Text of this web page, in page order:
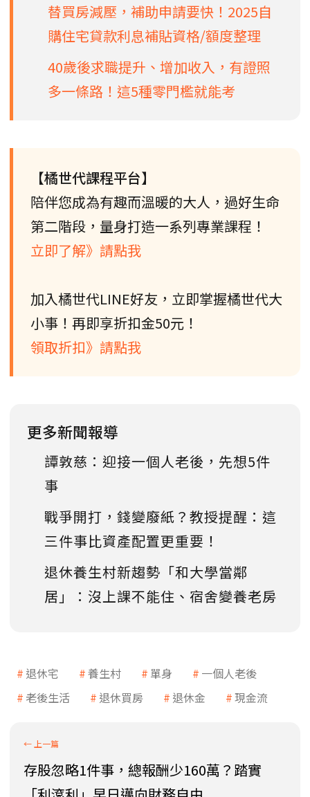
替買房減壓，補助申請要快！2025自
購住宅貸款利息補貼資格/額度整理
40歲後求職提升、增加收入，有證照
多一條路！這5種零門檻就能考
【橘世代課程平台】
陪伴您成為有趣而溫暖的大人，過好生命
第二階段，量身打造一系列專業課程！
立即了解》請點我
加入橘世代LINE好友，立即掌握橘世代大
小事！再即享折扣金50元！
領取折扣》請點我
更多新聞報導
譚敦慈：迎接一個人老後，先想5件
事
戰爭開打，錢變廢紙？教授提醒：這
三件事比資產配置更重要！
退休養生村新趨勢「和大學當鄰
居」：沒上課不能住、宿舍變養老房
退休宅 養生村 單身
一個人老後
老後生活
退休買房 退休金 現金流
存股忽略1件事，總報酬少160萬？踏實